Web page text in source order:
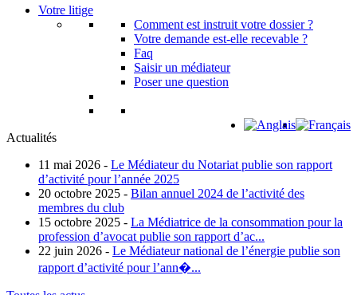
Votre litige
Comment est instruit votre dossier ?
Votre demande est-elle recevable ?
Faq
Saisir un médiateur
Poser une question
Actualités
11 mai 2026 - Le Médiateur du Notariat publie son rapport
d’activité pour l’année 2025
20 octobre 2025 - Bilan annuel 2024 de l’activité des
membres du club
15 octobre 2025 - La Médiatrice de la consommation pour la
profession d’avocat publie son rapport d’ac...
22 juin 2026 - Le Médiateur national de l’énergie publie son
rapport d’activité pour l’ann�...